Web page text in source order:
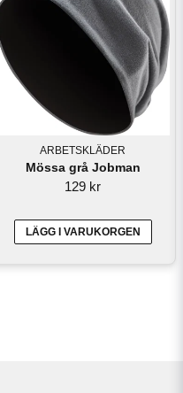
ARBETSKLÄDER
Mössa grå Jobman
129 kr
LÄGG I VARUKORGEN